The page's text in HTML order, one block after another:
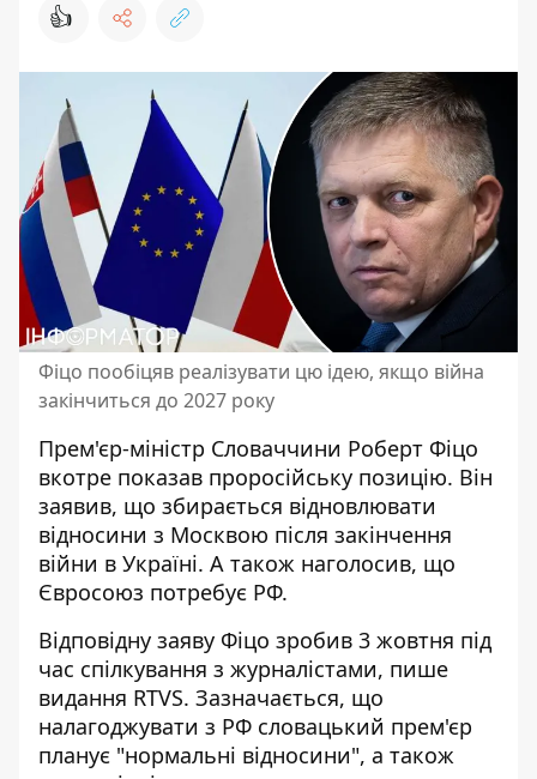
👍
Фіцо пообіцяв реалізувати цю ідею, якщо війна
закінчиться до 2027 року
Прем'єр-міністр Словаччини Роберт Фіцо
вкотре показав проросійську позицію. Він
заявив, що збирається відновлювати
відносини з Москвою після закінчення
війни в Україні. А також наголосив, що
Євросоюз потребує РФ.
Відповідну заяву Фіцо зробив 3 жовтня під
час спілкування з журналістами, пише
видання RTVS. Зазначається, що
налагоджувати з РФ словацький прем'єр
планує "нормальні відносини", а також